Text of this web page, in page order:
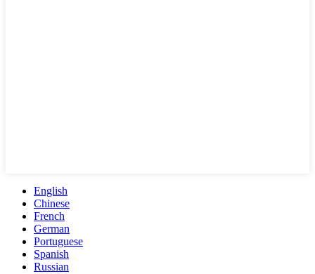
English
Chinese
French
German
Portuguese
Spanish
Russian